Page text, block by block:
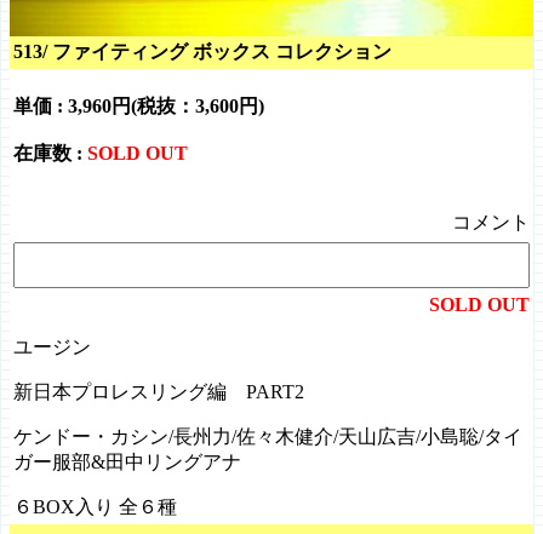
513/ ファイティング ボックス コレクション
単価 : 3,960円(税抜：3,600円)
在庫数 : SOLD OUT
コメント
SOLD OUT
ユージン
新日本プロレスリング編 PART2
ケンドー・カシン/長州力/佐々木健介/天山広吉/小島聡/タイ
ガー服部&田中リングアナ
６BOX入り 全６種